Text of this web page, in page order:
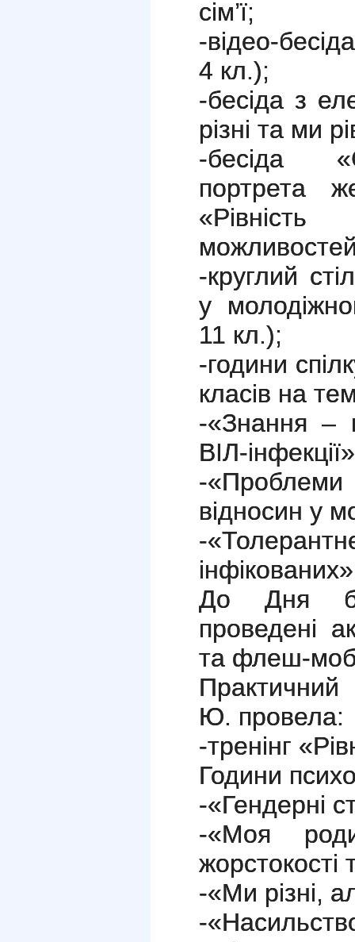
сім’ї;
-відео-
4 кл.);
-бесіда з
різні та ми
-бесіда
портрета
-круглий
у
11 кл.);
-години
класів на
-«Знання –
ВІЛ-
-
відносин у
-
До Дня
проведені
та флеш-моб
Ю. провела:
-тренінг
Години
-«Гендерні
-«Моя
жорстокості
-«Ми різні,
-